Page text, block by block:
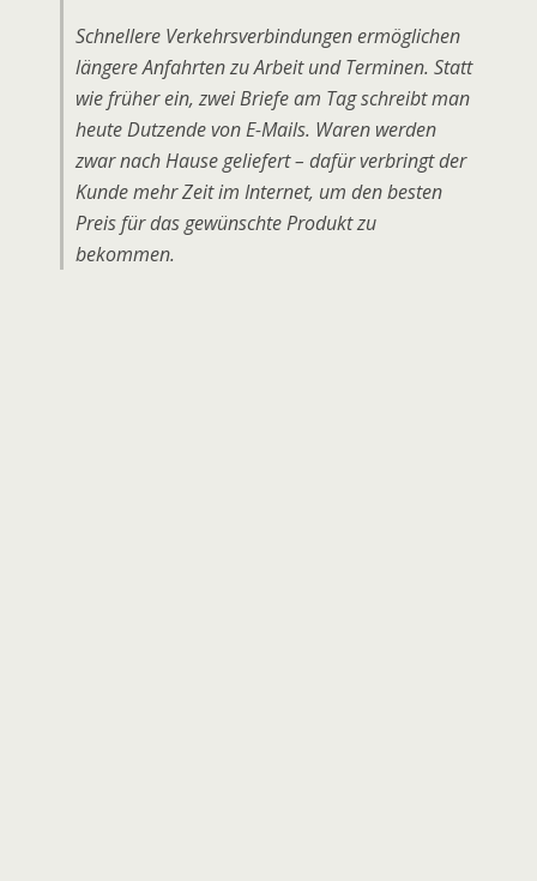
Schnellere Verkehrsverbindungen ermöglichen
längere Anfahrten zu Arbeit und Terminen. Statt
wie früher ein, zwei Briefe am Tag schreibt man
heute Dutzende von E-Mails. Waren werden
zwar nach Hause geliefert – dafür verbringt der
Kunde mehr Zeit im Internet, um den besten
Preis für das gewünschte Produkt zu
bekommen.